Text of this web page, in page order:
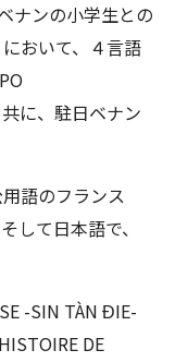
ナンの小学生との
おいて、４言語
に、駐日ベナン
語のフランス
して日本語で、
-SIN TÀN ƉIE-
DE